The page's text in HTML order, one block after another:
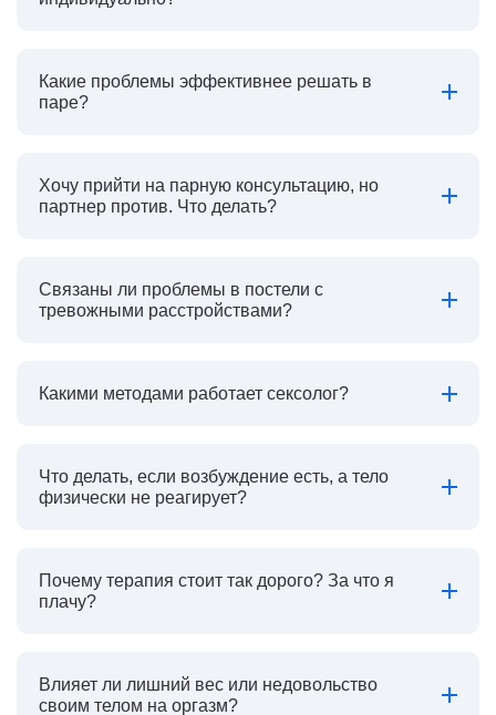
Какие проблемы эффективнее решать в
паре?
Хочу прийти на парную консультацию, но
партнер против. Что делать?
Связаны ли проблемы в постели с
тревожными расстройствами?
Какими методами работает сексолог?
Что делать, если возбуждение есть, а тело
физически не реагирует?
Почему терапия стоит так дорого? За что я
плачу?
Влияет ли лишний вес или недовольство
своим телом на оргазм?